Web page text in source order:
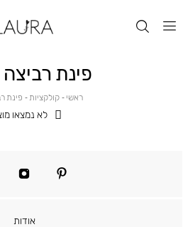
פינת רביצה
ראשי ראשי
קולקציות פינת
לא נמצאו
pinterest
אודות